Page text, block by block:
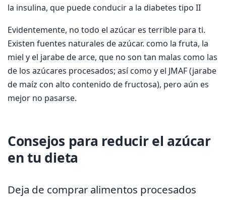
la insulina, que puede conducir a la diabetes tipo II
Evidentemente, no todo el azúcar es terrible para ti.
Existen fuentes naturales de azúcar. como la fruta, la
miel y el jarabe de arce, que no son tan malas como las
de los azúcares procesados; así como ​y el JMAF (jarabe
de maíz con alto contenido de fructosa), pero aún es
mejor no pasarse.
Consejos para reducir el azúcar
en tu dieta
Deja de comprar alimentos procesados